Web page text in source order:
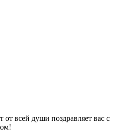
всей души поздравляет вас с